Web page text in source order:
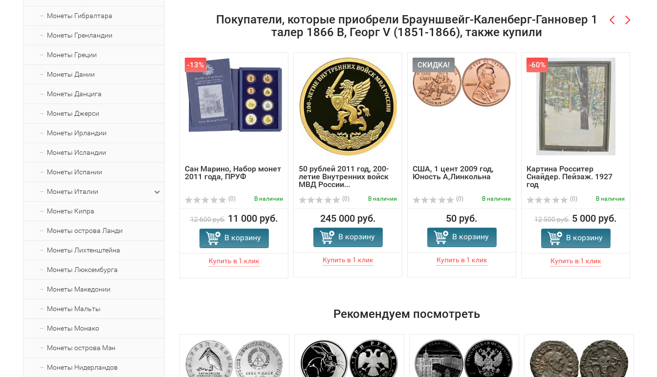
Монеты Гибралтара
Монеты Гренландии
Монеты Греции
Монеты Дании
Монеты Данцига
Монеты Джерси
Монеты Ирландии
Монеты Исландии
Монеты Испании
Монеты Италии
Монеты Кипра
Монеты острова Ланди
Монеты Лихтенштейна
Монеты Люксембурга
Монеты Македонии
Монеты Мальты
Монеты Монако
Монеты острова Мэн
Монеты Нидерландов
Покупатели, которые приобрели Брауншвейг-Каленберг-Ганновер 1
талер 1866 В, Георг V (1851-1866), также купили
-13%
Сан Марино, Набор монет
2011 года, ПРУФ
(0) В наличии
12 600 руб. 11 000 руб.
В корзину
50 рублей 2011 год, 200-
летие Внутренних войск
МВД России...
(0) В наличии
245 000 руб.
В корзину
СКИДКА!
США, 1 цент 2009 год,
Юность А,Линкольна
(0) В наличии
50 руб.
В корзину
-60%
Картина Росситер
Снайдер. Пейзаж. 1927
год
(0) В наличии
12 500 руб. 5 000 руб.
В корзину
Рекомендуем посмотреть